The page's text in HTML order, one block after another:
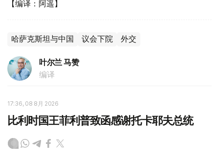
【编译：阿遥】
哈萨克斯坦与中国 议会下院 外交
叶尔兰 马赞
编译
17:36, 08 8月 2026
比利时国王菲利普致函感谢托卡耶夫总统